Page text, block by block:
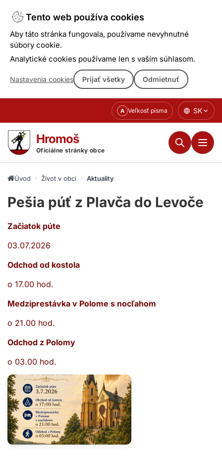
Tento web používa cookies
Aby táto stránka fungovala, používame nevyhnutné
súbory cookie.
Analytické cookies používame len s vaším súhlasom.
Nastavenia cookies Prijať všetky Odmietnuť
obsahu
A Veľkosť písma SK
Hromoš
Oficiálne stránky obce
Úvod Život v obci Aktuality
Pešia púť z Plavča do Levoče
Začiatok púte
03.07.2026
Odchod od kostola
o 17.00 hod.
Medziprestávka v Polome s nocľahom
o 21.00 hod.
Odchod z Polomy
o 03.00 hod.